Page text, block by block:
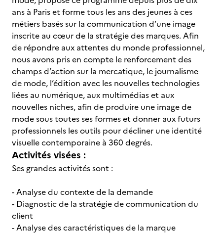
ans à Paris et forme tous les ans des jeunes à ces
métiers basés sur la communication d’une image
inscrite au cœur de la stratégie des marques. Afin
de répondre aux attentes du monde professionnel,
nous avons pris en compte le renforcement des
champs d’action sur la mercatique, le journalisme
de mode, l’édition avec les nouvelles technologies
liées au numérique, aux multimédias et aux
nouvelles niches, afin de produire une image de
mode sous toutes ses formes et donner aux futurs
professionnels les outils pour décliner une identité
visuelle contemporaine à 360 degrés.
Activités visées :
Ses grandes activités sont :
- Analyse du contexte de la demande
- Diagnostic de la stratégie de communication du
client
- Analyse des caractéristiques de la marque